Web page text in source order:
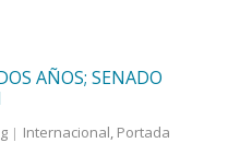
AÑOS; SENADO
Internacional, Portada